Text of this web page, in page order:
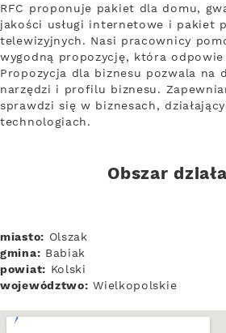
RFC proponuje pakiet dla domu,
jakości usługi internetowe i pakiet
telewizyjnych. Nasi pracownicy
wygodną propozycję, która
Propozycja dla biznesu pozwala na
narzędzi i profilu biznesu.
sprawdzi się w biznesach,
technologiach.
Obszar
miasto: Olszak
gmina: Babiak
powiat: Kolski
województwo: Wielkopolskie